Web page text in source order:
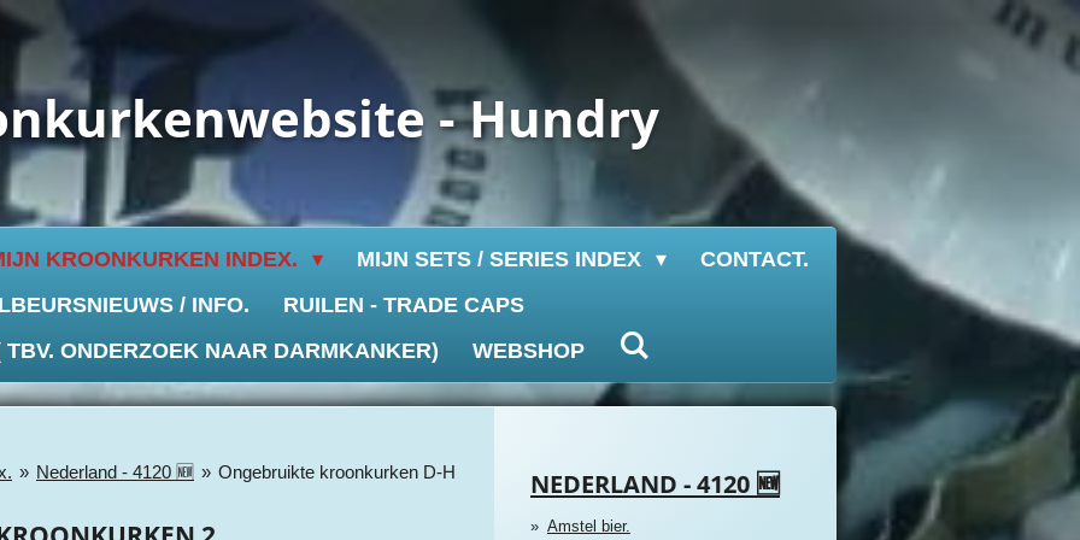
- Hundry
KROONKURKEN INDEX. MIJN SETS / SERIES INDEX
CONTACT.
/ INFO.
RUILEN - TRADE CAPS
ONDERZOEK NAAR DARMKANKER)
WEBSHOP
» Nederland - 4120 🆕 » Ongebruikte kroonkurken D-H NEDERLAND - 4120 🆕
Amstel bier.